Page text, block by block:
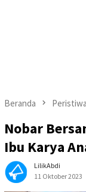
Beranda Peristiwa
Nobar
Ibu Karya
LilikAbdi
11 Oktober 2023